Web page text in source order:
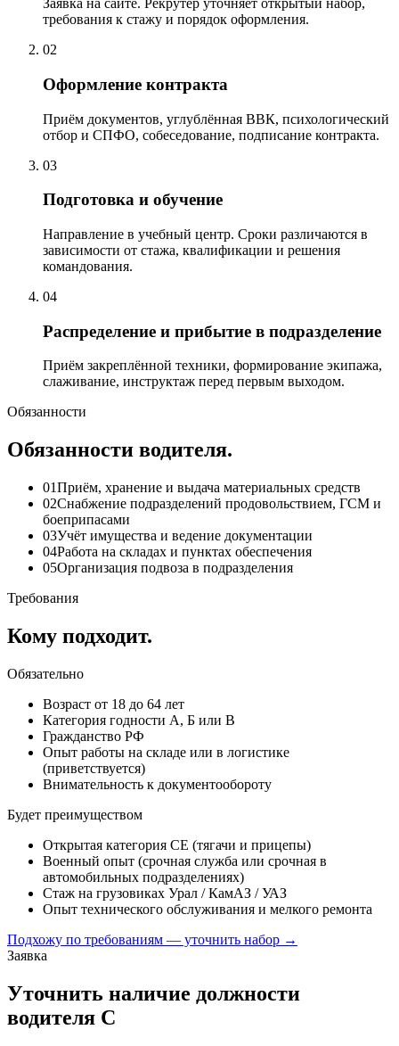
Заявка на сайте. Рекрутер уточняет открытый набор,
требования к стажу и порядок оформления.
02
Оформление контракта
Приём документов, углублённая ВВК, психологический
отбор и СПФО, собеседование, подписание контракта.
03
Подготовка и обучение
Направление в учебный центр. Сроки различаются в
зависимости от стажа, квалификации и решения
командования.
04
Распределение и прибытие в подразделение
Приём закреплённой техники, формирование экипажа,
слаживание, инструктаж перед первым выходом.
Обязанности
Обязанности водителя.
01Приём, хранение и выдача материальных средств
02Снабжение подразделений продовольствием, ГСМ и
боеприпасами
03Учёт имущества и ведение документации
04Работа на складах и пунктах обеспечения
05Организация подвоза в подразделения
Требования
Кому подходит.
Обязательно
Возраст от 18 до 64 лет
Категория годности А, Б или В
Гражданство РФ
Опыт работы на складе или в логистике
(приветствуется)
Внимательность к документообороту
Будет преимуществом
Открытая категория CE (тягачи и прицепы)
Военный опыт (срочная служба или срочная в
автомобильных подразделениях)
Стаж на грузовиках Урал / КамАЗ / УАЗ
Опыт технического обслуживания и мелкого ремонта
Подхожу по требованиям — уточнить набор →
Заявка
Уточнить наличие должности
водителя C